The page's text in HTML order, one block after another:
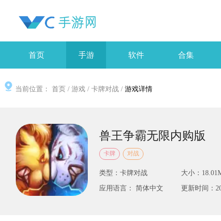
首页 手游 软件 合集
当前位置： 首页 / 游戏 / 卡牌对战 / 游戏详情
兽王争霸无限内购版
卡牌 对战
类型：卡牌对战 大小：
应用语言： 简体中文 更新时间：